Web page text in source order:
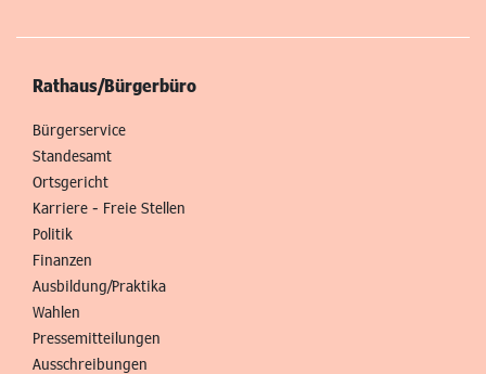
Rathaus/Bürgerbüro
Bürgerservice
Standesamt
Ortsgericht
Karriere - Freie Stellen
Politik
Finanzen
Ausbildung/Praktika
Wahlen
Pressemitteilungen
Ausschreibungen